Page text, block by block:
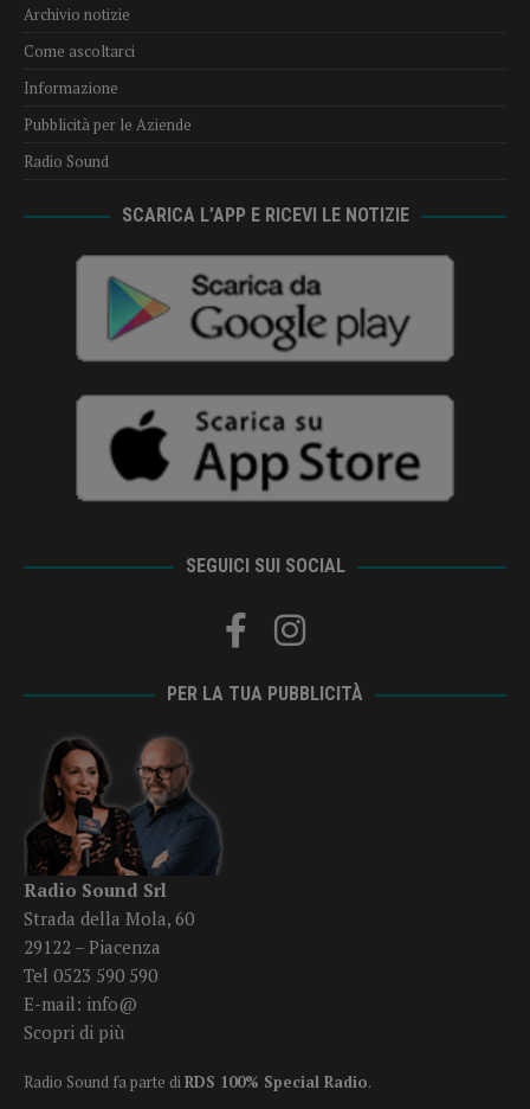
Archivio notizie
Come ascoltarci
Informazione
Pubblicità per le Aziende
Radio Sound
SCARICA L’APP E RICEVI LE NOTIZIE
SEGUICI SUI SOCIAL
PER LA TUA PUBBLICITÀ
Radio Sound Srl
Strada della Mola, 60
29122 – Piacenza
Tel 0523 590 590
E-mail: info@
Scopri di più
Radio Sound fa parte diRDS 100% Special Radio.